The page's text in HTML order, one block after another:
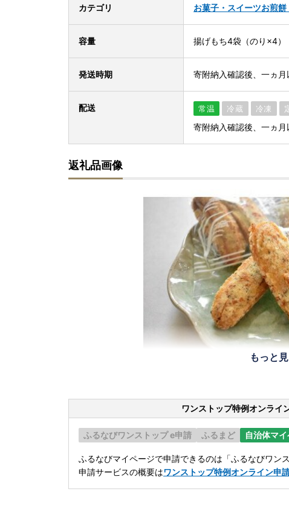
カテゴリ お菓子・スイーツお煎餅
容量 揚げもち4袋（のり×4）
発送時期 寄附納入確認後、一ヵ月
配送 常温 冷蔵 冷凍
寄附納入確認後、一ヵ月
返礼品画像
もっと
ワンストップ特例オンライ
ふるなびワンストップ e申請 ふるまど 自治体マ
ふるなびマイページで申請できるのは「ふるなびワン
申請サービスの概要はワンストップ特例オンライン申